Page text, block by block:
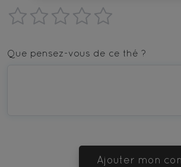
star
—
—
stars
Que pensez-vous de ce thé ?